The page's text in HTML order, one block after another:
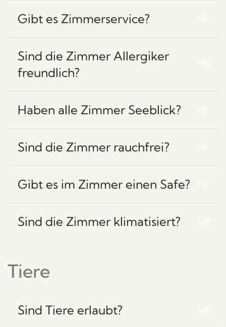
Gibt es Zimmerservice?
Sind die Zimmer Allergiker
freundlich?
Haben alle Zimmer Seeblick?
Sind die Zimmer rauchfrei?
Gibt es im Zimmer einen Safe?
Sind die Zimmer klimatisiert?
Tiere
Sind Tiere erlaubt?